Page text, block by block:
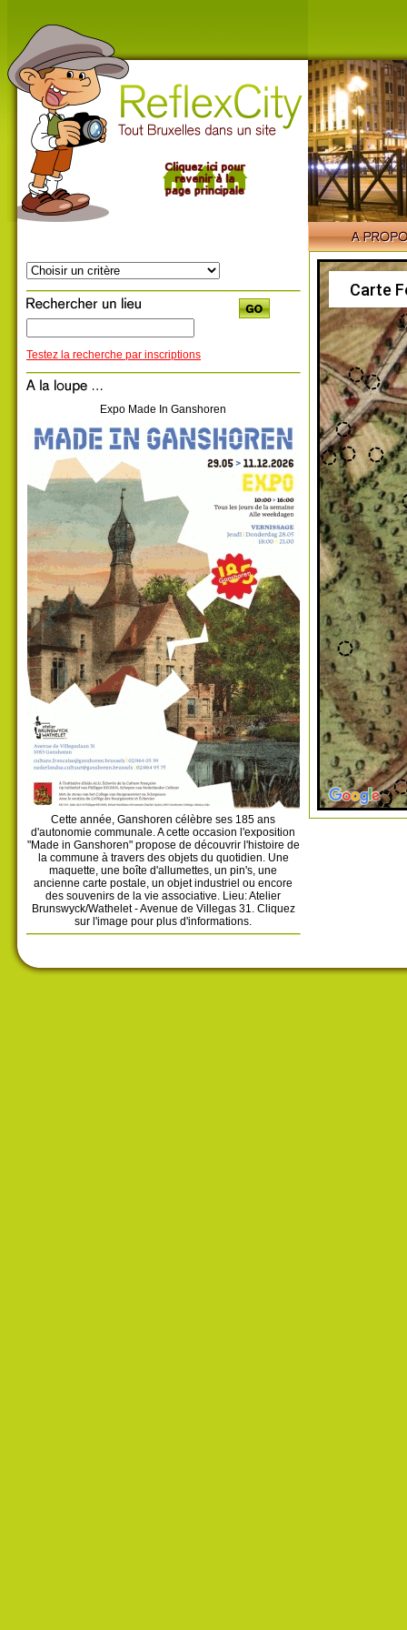
Testez la recherche par inscriptions
Expo Made In Ganshoren
Cette année, Ganshoren célèbre ses 185 ans
d'autonomie communale. A cette occasion l'exposition
"Made in Ganshoren" propose de découvrir l'histoire de
la commune à travers des objets du quotidien. Une
maquette, une boîte d'allumettes, un pin's, une
ancienne carte postale, un objet industriel ou encore
des souvenirs de la vie associative. Lieu: Atelier
Brunswyck/Wathelet - Avenue de Villegas 31. Cliquez
sur l'image pour plus d'informations.
Carte